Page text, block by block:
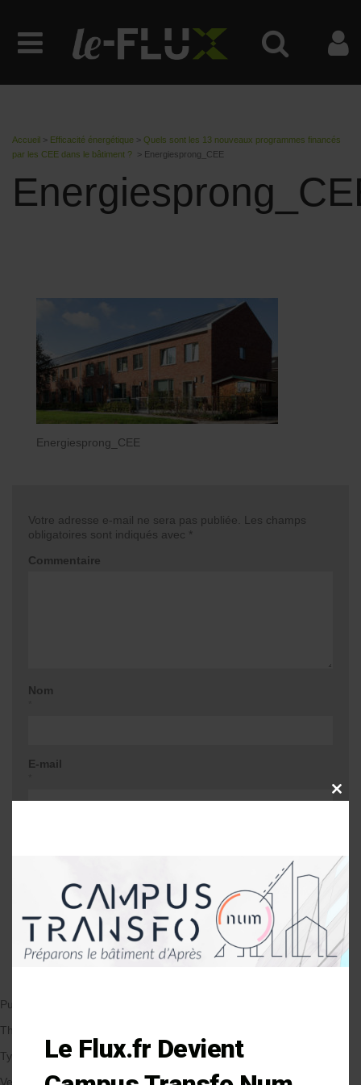
Accueil > Efficacité énergétique > Quels sont les 13 nouveaux programmes financés
par les CEE dans le bâtiment ?
> Energiesprong_CEE
Energiesprong_CEE
Votre adresse e-mail ne sera pas publiée.
Les champs
obligatoires sont indiqués avec *
Commentaire
Nom
E-mail
Me prévenir lors d'une réponse à mon
commentaire
Publié le 24/01/2019
Thématique
Types de Bâtiment
Veille et solutions
CLOSE
Le Flux.fr Devient